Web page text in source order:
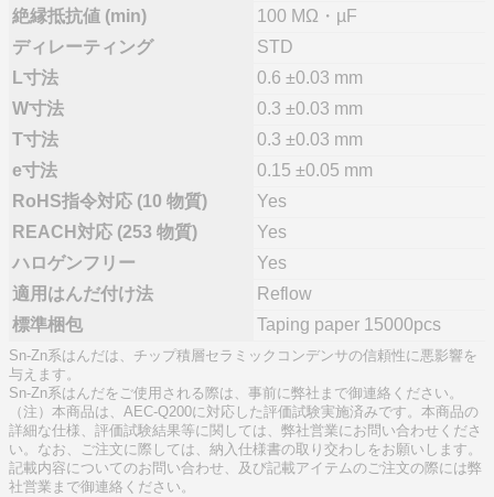
絶縁抵抗値 (min)
100 MΩ・µF
ディレーティング
STD
L寸法
0.6 ±0.03 mm
W寸法
0.3 ±0.03 mm
T寸法
0.3 ±0.03 mm
e寸法
0.15 ±0.05 mm
RoHS指令対応 (10 物質)
Yes
REACH対応 (253 物質)
Yes
ハロゲンフリー
Yes
適用はんだ付け法
Reflow
標準梱包
Taping paper 15000pcs
Sn-Zn系はんだは、チップ積層セラミックコンデンサの信頼性に悪影響を
与えます。
Sn-Zn系はんだをご使用される際は、事前に弊社まで御連絡ください。
（注）本商品は、AEC-Q200に対応した評価試験実施済みです。本商品の
詳細な仕様、評価試験結果等に関しては、弊社営業にお問い合わせくださ
い。なお、ご注文に際しては、納入仕様書の取り交わしをお願いします。
記載内容についてのお問い合わせ、及び記載アイテムのご注文の際には弊
社営業まで御連絡ください。